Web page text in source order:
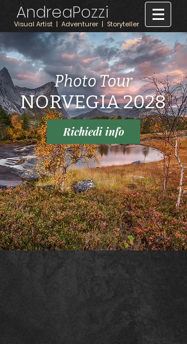
AndreaPozzi
Visual Artist | Adventurer | Storyteller
Photo Tour
NORVEGIA 2028
Richiedi info